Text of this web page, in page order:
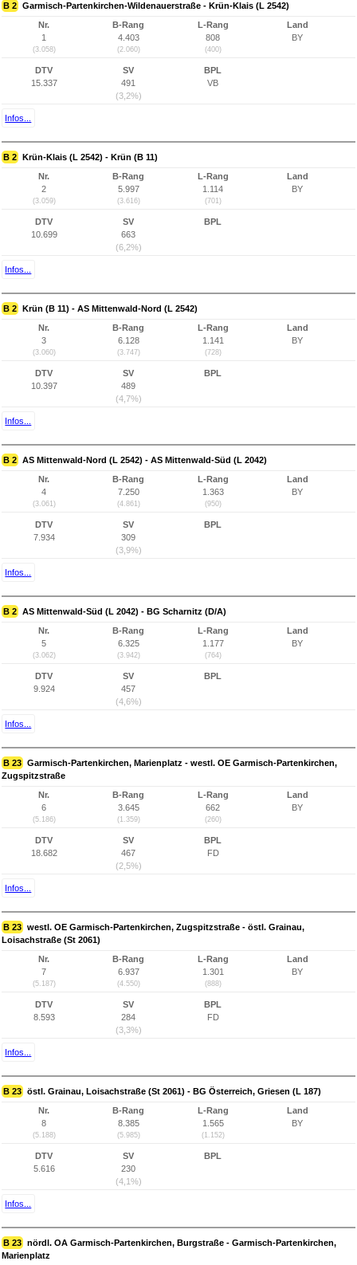
B 2 Garmisch-Partenkirchen-Wildenauerstraße - Krün-Klais (L 2542)
Nr.
1
(3.058)
B-Rang
4.403
(2.060)
L-Rang
808
(400)
Land
BY
DTV
15.337
SV
491
(3,2%)
BPL
VB
Infos...
B 2 Krün-Klais (L 2542) - Krün (B 11)
Nr.
2
(3.059)
B-Rang
5.997
(3.616)
L-Rang
1.114
(701)
Land
BY
DTV
10.699
SV
663
(6,2%)
BPL
Infos...
B 2 Krün (B 11) - AS Mittenwald-Nord (L 2542)
Nr.
3
(3.060)
B-Rang
6.128
(3.747)
L-Rang
1.141
(728)
Land
BY
DTV
10.397
SV
489
(4,7%)
BPL
Infos...
B 2 AS Mittenwald-Nord (L 2542) - AS Mittenwald-Süd (L 2042)
Nr.
4
(3.061)
B-Rang
7.250
(4.861)
L-Rang
1.363
(950)
Land
BY
DTV
7.934
SV
309
(3,9%)
BPL
Infos...
B 2 AS Mittenwald-Süd (L 2042) - BG Scharnitz (D/A)
Nr.
5
(3.062)
B-Rang
6.325
(3.942)
L-Rang
1.177
(764)
Land
BY
DTV
9.924
SV
457
(4,6%)
BPL
Infos...
B 23 Garmisch-Partenkirchen, Marienplatz - westl. OE Garmisch-Partenkirchen,
Zugspitzstraße
Nr.
6
(5.186)
B-Rang
3.645
(1.359)
L-Rang
662
(260)
Land
BY
DTV
18.682
SV
467
(2,5%)
BPL
FD
Infos...
B 23 westl. OE Garmisch-Partenkirchen, Zugspitzstraße - östl. Grainau,
Loisachstraße (St 2061)
Nr.
7
(5.187)
B-Rang
6.937
(4.550)
L-Rang
1.301
(888)
Land
BY
DTV
8.593
SV
284
(3,3%)
BPL
FD
Infos...
B 23 östl. Grainau, Loisachstraße (St 2061) - BG Österreich, Griesen (L 187)
Nr.
8
(5.188)
B-Rang
8.385
(5.985)
L-Rang
1.565
(1.152)
Land
BY
DTV
5.616
SV
230
(4,1%)
BPL
Infos...
B 23 nördl. OA Garmisch-Partenkirchen, Burgstraße - Garmisch-Partenkirchen,
Marienplatz